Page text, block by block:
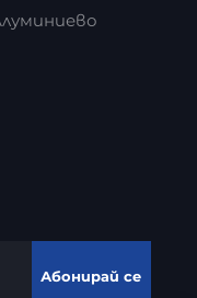
Абонирай се